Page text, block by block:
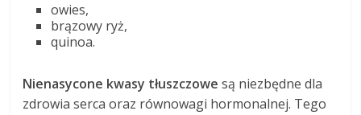
owies,
brązowy ryż,
quinoa.
Nienasycone kwasy tłuszczowe są niezbędne dla
zdrowia serca oraz równowagi hormonalnej. Tego